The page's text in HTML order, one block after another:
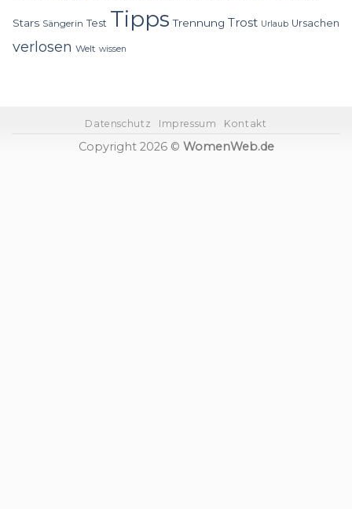
Stars Sängerin Test Tipps Trennung Trost Urlaub Ursachen
verlosen Welt wissen
Datenschutz Impressum Kontakt
Copyright 2026 © WomenWeb.de